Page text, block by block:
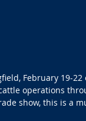
February 19-
operations
show, this is a